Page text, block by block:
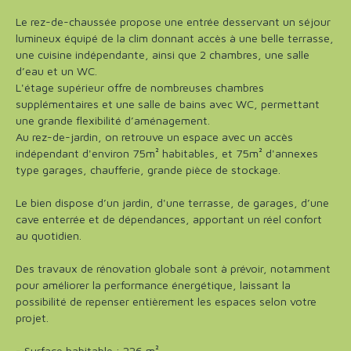
Le rez-de-chaussée propose une entrée desservant un séjour
lumineux équipé de la clim donnant accès à une belle terrasse,
une cuisine indépendante, ainsi que 2 chambres, une salle
d’eau et un WC.
L'étage supérieur offre de nombreuses chambres
supplémentaires et une salle de bains avec WC, permettant
une grande flexibilité d’aménagement.
Au rez-de-jardin, on retrouve un espace avec un accès
indépendant d'environ 75m² habitables, et 75m² d'annexes
type garages, chaufferie, grande pièce de stockage.
Le bien dispose d’un jardin, d'une terrasse, de garages, d’une
cave enterrée et de dépendances, apportant un réel confort
au quotidien.
Des travaux de rénovation globale sont à prévoir, notamment
pour améliorer la performance énergétique, laissant la
possibilité de repenser entièrement les espaces selon votre
projet.